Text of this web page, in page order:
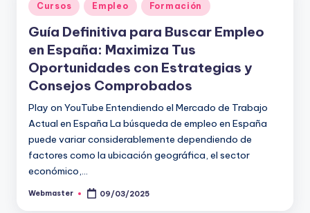
Publicado
en
Cursos Empleo Formación
Guía Definitiva para Buscar Empleo
en España: Maximiza Tus
Oportunidades con Estrategias y
Consejos Comprobados
Play on YouTube Entendiendo el Mercado de Trabajo
Actual en España La búsqueda de empleo en España
puede variar considerablemente dependiendo de
factores como la ubicación geográfica, el sector
económico,…
Publicado
Webmaster 09/03/2025